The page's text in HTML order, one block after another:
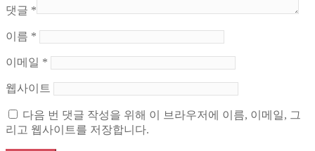
댓글 *
이름 *
이메일 *
웹사이트
다음 번 댓글 작성을 위해 이 브라우저에 이름, 이메일, 그
리고 웹사이트를 저장합니다.